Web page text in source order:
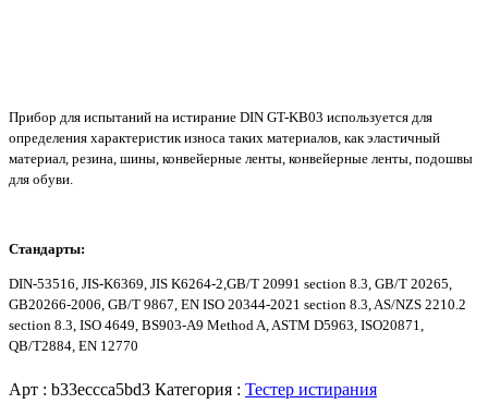
Прибор для испытаний на истирание DIN GT-KB03 используется для
определения характеристик износа таких материалов, как эластичный
материал, резина, шины, конвейерные ленты, конвейерные ленты, подошвы
для обуви.
Стандарты:
DIN-53516, JIS-K6369, JIS K6264-2,GB/T 20991 section 8.3, GB/T 20265,
GB20266-2006, GB/T 9867, EN ISO 20344-2021 section 8.3, AS/NZS 2210.2
section 8.3, ISO 4649, BS903-A9 Method A, ASTM D5963, ISO20871,
QB/T2884, EN 12770
Арт : b33eccca5bd3 Категория : Тестер истирания